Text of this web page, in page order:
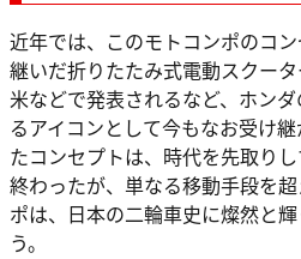
近年では、このモトコンポのコ
継いだ折りたたみ式電動スクー
米などで発表されるなど、ホン
るアイコンとして今もなお受け
たコンセプトは、時代を先取り
終わったが、単なる移動手段を
ポは、日本の二輪車史に燦然と
う。